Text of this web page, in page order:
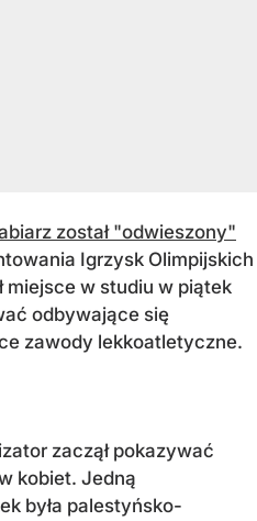
został "odwieszony"
Igrzysk Olimpijskich
miejsce w studiu w piątek
odbywające się
zawody lekkoatletyczne.
zaczął pokazywać
kobiet. Jedną
była palestyńsko-